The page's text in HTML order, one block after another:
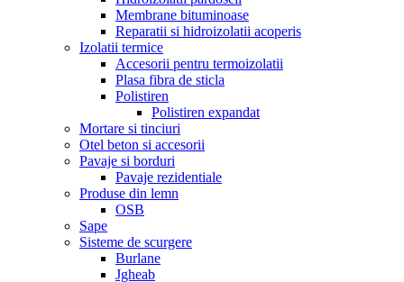
Membrane bituminoase
Reparatii si hidroizolatii acoperis
Izolatii termice
Accesorii pentru termoizolatii
Plasa fibra de sticla
Polistiren
Polistiren expandat
Mortare si tinciuri
Otel beton si accesorii
Pavaje si borduri
Pavaje rezidentiale
Produse din lemn
OSB
Sape
Sisteme de scurgere
Burlane
Jgheab